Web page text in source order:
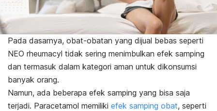
Pada dasarnya, obat-obatan yang dijual bebas seperti
NEO rheumacyl tidak sering menimbulkan efek samping
dan termasuk dalam kategori aman untuk dikonsumsi
banyak orang.
Namun, ada beberapa efek samping yang bisa saja
terjadi. Paracetamol memiliki efek samping obat, seperti